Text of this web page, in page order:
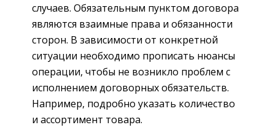
случаев. Обязательным пунктом договора
являются взаимные права и обязанности
сторон. В зависимости от конкретной
ситуации необходимо прописать нюансы
операции, чтобы не возникло проблем с
исполнением договорных обязательств.
Например, подробно указать количество
и ассортимент товара.